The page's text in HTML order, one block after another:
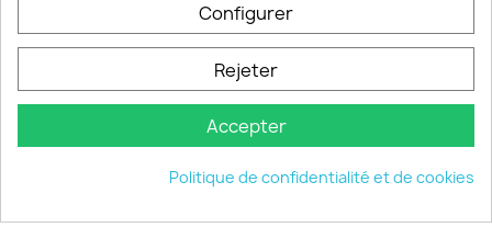
INFORMATIONS 
VOTRE COMPTE 
INFORMATIONS keyboard_arrow_down
© 2026 - choisistacoque.com
Configurer
Rejeter
Accepter
Politique de confidentialité et de cookies